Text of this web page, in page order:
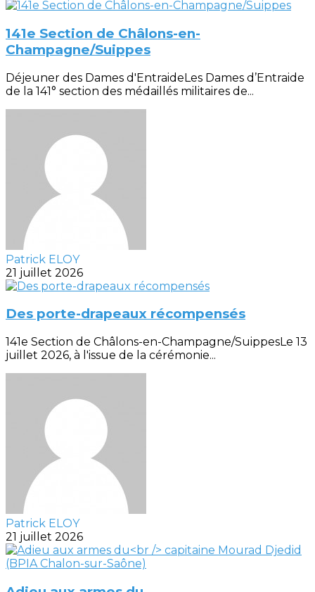
141e Section de Châlons-en-
Champagne/Suippes
Déjeuner des Dames d'EntraideLes Dames d’Entraide
de la 141° section des médaillés militaires de...
Patrick ELOY
21 juillet 2026
Des porte-drapeaux récompensés
141e Section de Châlons-en-Champagne/SuippesLe 13
juillet 2026, à l'issue de la cérémonie...
Patrick ELOY
21 juillet 2026